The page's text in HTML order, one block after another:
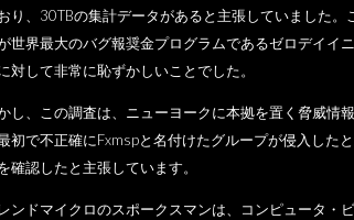
り、30TBの集計データがあると主張していました。
世界最大のバグ報奨金プログラムであるゼロデイイ
対して非常に恥ずかしいことでした。
し、この調査は、ニューヨークに本拠を置く脅威情
初で不正確にFxmspと名付けたグループが侵入した
確認したと主張しています。
ンドマイクロのスポークスマンは、コンピュータ・